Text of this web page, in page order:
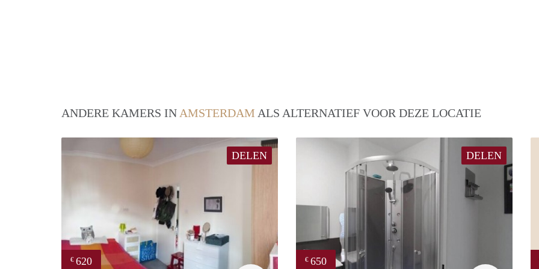
ANDERE KAMERS IN AMSTERDAM ALS ALTERNATIEF VOOR DEZE LOCATIE
DELEN
€ 620
DELEN
€ 650